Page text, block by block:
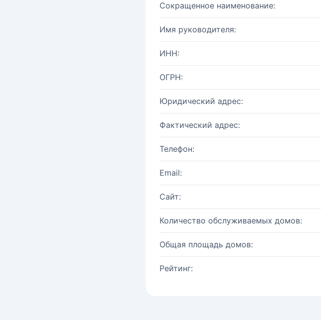
Сокращенное наименование:
Имя руководителя:
ИНН:
ОГРН:
Юридический адрес:
Фактический адрес:
Телефон:
Email:
Сайт:
Количество обслуживаемых домов:
Общая площадь домов:
Рейтинг: